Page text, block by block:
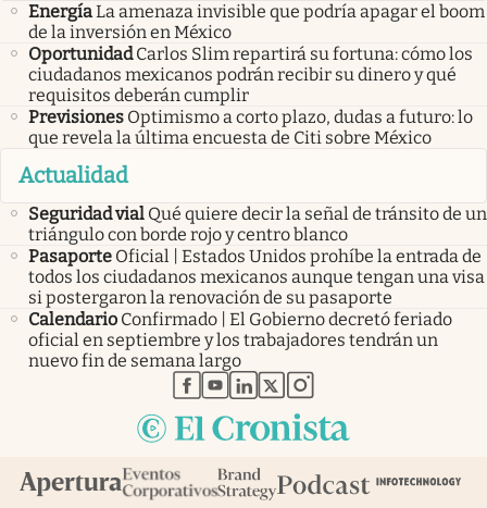
EnergíaLa amenaza invisible que podría apagar el boom
de la inversión en México
Oportunidad Carlos Slim repartirá su fortuna: cómo los
ciudadanos mexicanos podrán recibir su dinero y qué
requisitos deberán cumplir
Previsiones Optimismo a corto plazo, dudas a futuro: lo
que revela la última encuesta de Citi sobre México
Actualidad
Seguridad vial Qué quiere decir la señal de tránsito de un
triángulo con borde rojo y centro blanco
Pasaporte Oficial | Estados Unidos prohíbe la entrada de
todos los ciudadanos mexicanos aunque tengan una visa
si postergaron la renovación de su pasaporte
Calendario Confirmado | El Gobierno decretó feriado
oficial en septiembre y los trabajadores tendrán un
nuevo fin de semana largo
abre en nueva pestaña
abre en nueva pestaña
abre en nueva pestaña
abre en nueva pestaña
abre en nueva pestaña